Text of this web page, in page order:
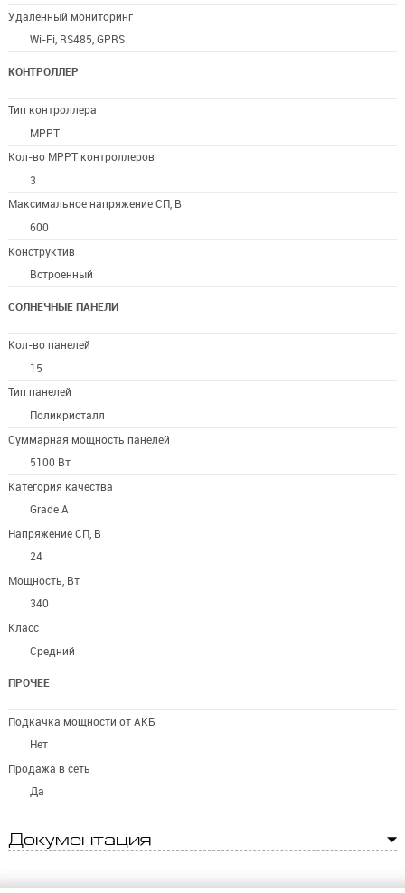
Удаленный мониторинг
Wi-Fi, RS485, GPRS
КОНТРОЛЛЕР
Тип контроллера
MPPT
Кол-во MPPT контроллеров
3
Максимальное напряжение СП, В
600
Конструктив
Встроенный
СОЛНЕЧНЫЕ ПАНЕЛИ
Кол-во панелей
15
Тип панелей
Поликристалл
Суммарная мощность панелей
5100 Вт
Категория качества
Grade A
Напряжение СП, В
24
Мощность, Вт
340
Класс
Средний
ПРОЧЕЕ
Подкачка мощности от АКБ
Нет
Продажа в сеть
Да
Документация